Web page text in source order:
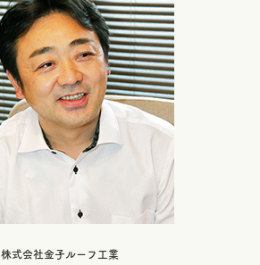
株式会社金子ルーフ工業